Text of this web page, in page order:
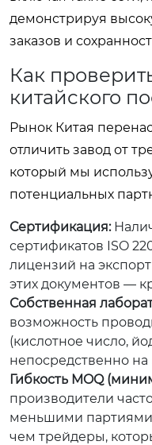
демонстрируя
заказов и
Как
китайского
Рынок Китая
отличить завод от
который мы
потенциальных
Сертификация:
сертификатов ISO
лицензий на
этих документов —
Собственная
возможность
(кислотное число,
непосредственно
Гибкость MOQ
производители
меньшими партиями
чем трейдеры,